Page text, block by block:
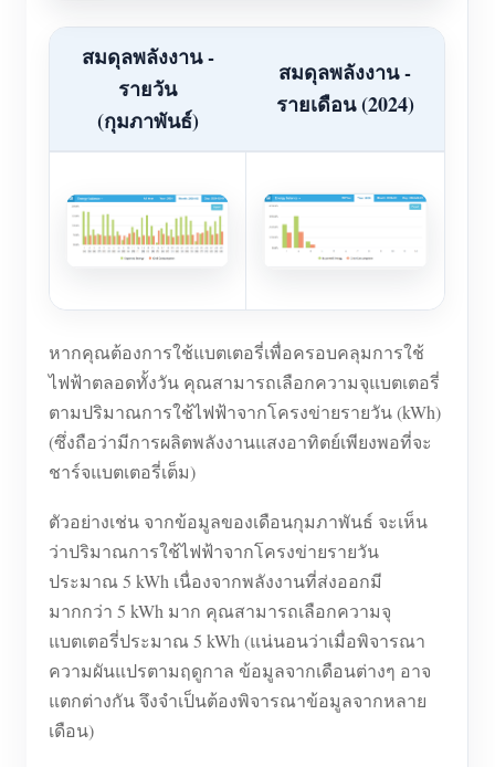
สมดุลพลังงาน -
รายวัน
(กุมภาพันธ์)
สมดุลพลังงาน -
รายเดือน (2024)
หากคุณต้องการใช้แบตเตอรี่เพื่อครอบคลุมการใช้
ไฟฟ้าตลอดทั้งวัน คุณสามารถเลือกความจุแบตเตอรี่
ตามปริมาณการใช้ไฟฟ้าจากโครงข่ายรายวัน (kWh)
(ซึ่งถือว่ามีการผลิตพลังงานแสงอาทิตย์เพียงพอที่จะ
ชาร์จแบตเตอรี่เต็ม)
ตัวอย่างเช่น จากข้อมูลของเดือนกุมภาพันธ์ จะเห็น
ว่าปริมาณการใช้ไฟฟ้าจากโครงข่ายรายวัน
ประมาณ 5 kWh เนื่องจากพลังงานที่ส่งออกมี
มากกว่า 5 kWh มาก คุณสามารถเลือกความจุ
แบตเตอรี่ประมาณ 5 kWh (แน่นอนว่าเมื่อพิจารณา
ความผันแปรตามฤดูกาล ข้อมูลจากเดือนต่างๆ อาจ
แตกต่างกัน จึงจำเป็นต้องพิจารณาข้อมูลจากหลาย
เดือน)